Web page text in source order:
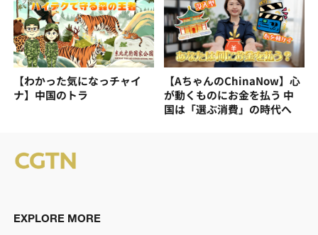
【わかった気になっチャイ
ナ】中国のトラ
【AちゃんのChinaNow】心
が動くものにお金を払う 中
国は「選ぶ消費」の時代へ
EXPLORE MORE